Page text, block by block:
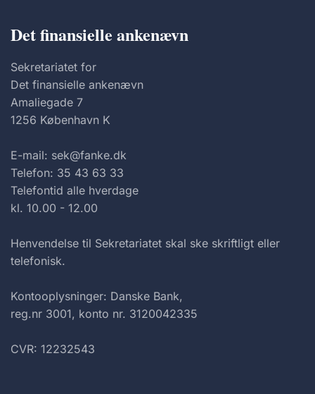
Det finansielle ankenævn
Sekretariatet for
Det finansielle ankenævn
Amaliegade 7
1256 København K
E-mail: sek@fanke.dk
Telefon: 35 43 63 33
Telefontid alle hverdage
kl. 10.00 - 12.00
Henvendelse til Sekretariatet skal ske skriftligt eller
telefonisk.
Kontooplysninger: Danske Bank,
reg.nr 3001, konto nr. 3120042335
CVR: 12232543